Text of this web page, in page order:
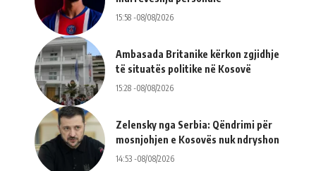
15:58 -08/08/2026
Ambasada Britanike kërkon zgjidhje
të situatës politike në Kosovë
15:28 -08/08/2026
Zelensky nga Serbia: Qëndrimi për
mosnjohjen e Kosovës nuk ndryshon
14:53 -08/08/2026